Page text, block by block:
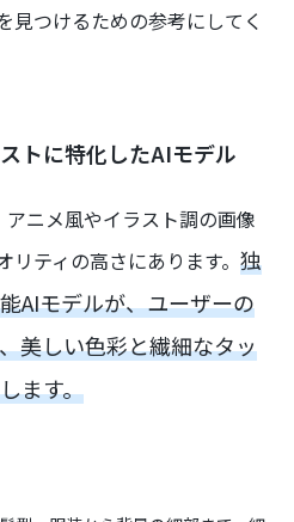
見つけるための参考にしてく
トに特化したAIモデル
ニメ風やイラスト調の画像
リティの高さにあります。独
AIモデルが、ユーザーの
美しい色彩と繊細なタッ
ます。